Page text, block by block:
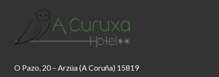
O Pazo, 20 – Arzúa (A Coruña) 15819